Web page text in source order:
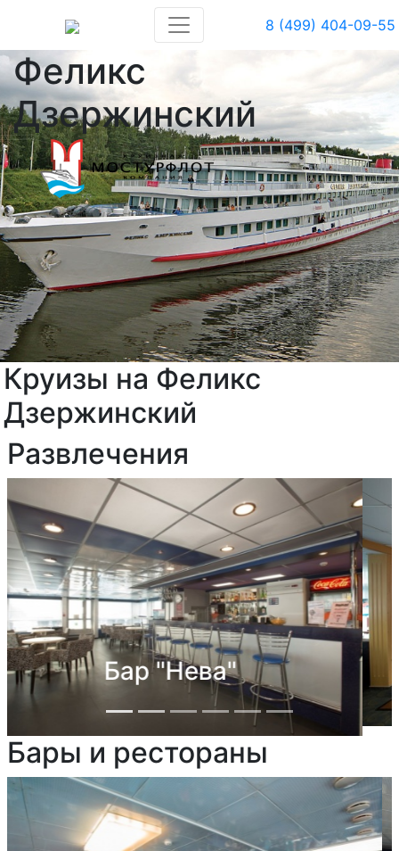
8 (499) 404-09-55
Феликс
Дзержинский
Круизы на Феликс
Дзержинский
Развлечения
Бар "Свирь" и
Конференц-зал
Previous
Next
Бары и рестораны